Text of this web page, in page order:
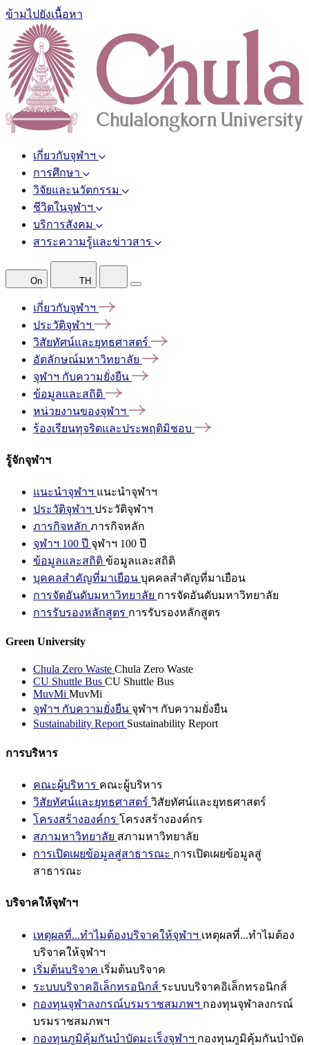
ข้ามไปยังเนื้อหา
เกี่ยวกับจุฬาฯ
การศึกษา
วิจัยและนวัตกรรม
ชีวิตในจุฬาฯ
บริการสังคม
สาระความรู้และข่าวสาร
On TH
เกี่ยวกับจุฬาฯ
ประวัติจุฬาฯ
วิสัยทัศน์และยุทธศาสตร์
อัตลักษณ์มหาวิทยาลัย
จุฬาฯ กับความยั่งยืน
ข้อมูลและสถิติ
หน่วยงานของจุฬาฯ
ร้องเรียนทุจริตและประพฤติมิชอบ
รู้จักจุฬาฯ
แนะนำจุฬาฯ แนะนำจุฬาฯ
ประวัติจุฬาฯ ประวัติจุฬาฯ
ภารกิจหลัก ภารกิจหลัก
จุฬาฯ 100 ปี จุฬาฯ 100 ปี
ข้อมูลและสถิติ ข้อมูลและสถิติ
บุคคลสำคัญที่มาเยือน บุคคลสำคัญที่มาเยือน
การจัดอันดับมหาวิทยาลัย การจัดอันดับมหาวิทยาลัย
การรับรองหลักสูตร การรับรองหลักสูตร
Green University
Chula Zero Waste Chula Zero Waste
CU Shuttle Bus CU Shuttle Bus
MuvMi MuvMi
จุฬาฯ กับความยั่งยืน จุฬาฯ กับความยั่งยืน
Sustainability Report Sustainability Report
การบริหาร
คณะผู้บริหาร คณะผู้บริหาร
วิสัยทัศน์และยุทธศาสตร์ วิสัยทัศน์และยุทธศาสตร์
โครงสร้างองค์กร โครงสร้างองค์กร
สภามหาวิทยาลัย สภามหาวิทยาลัย
การเปิดเผยข้อมูลสู่สาธารณะ การเปิดเผยข้อมูลสู่
สาธารณะ
บริจาคให้จุฬาฯ
เหตุผลที่...ทำไมต้องบริจาคให้จุฬาฯ เหตุผลที่...ทำไมต้อง
บริจาคให้จุฬาฯ
เริ่มต้นบริจาค เริ่มต้นบริจาค
ระบบบริจาคอิเล็กทรอนิกส์ ระบบบริจาคอิเล็กทรอนิกส์
กองทุนจุฬาลงกรณ์บรมราชสมภพฯ กองทุนจุฬาลงกรณ์
บรมราชสมภพฯ
กองทุนภูมิคุ้มกันบำบัดมะเร็งจุฬาฯ กองทุนภูมิคุ้มกันบำบัด